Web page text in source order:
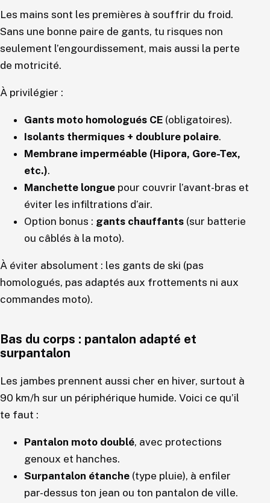
Les mains sont les premières à souffrir du froid.
Sans une bonne paire de gants, tu risques non
seulement l’engourdissement, mais aussi la perte
de motricité.
À privilégier :
Gants moto homologués CE (obligatoires).
Isolants thermiques + doublure polaire.
Membrane imperméable (Hipora, Gore-Tex,
etc.).
Manchette longue pour couvrir l’avant-bras et
éviter les infiltrations d’air.
Option bonus : gants chauffants (sur batterie
ou câblés à la moto).
À éviter absolument : les gants de ski (pas
homologués, pas adaptés aux frottements ni aux
commandes moto).
Bas du corps : pantalon adapté et
surpantalon
Les jambes prennent aussi cher en hiver, surtout à
90 km/h sur un périphérique humide. Voici ce qu’il
te faut :
Pantalon moto doublé, avec protections
genoux et hanches.
Surpantalon étanche (type pluie), à enfiler
par-dessus ton jean ou ton pantalon de ville.